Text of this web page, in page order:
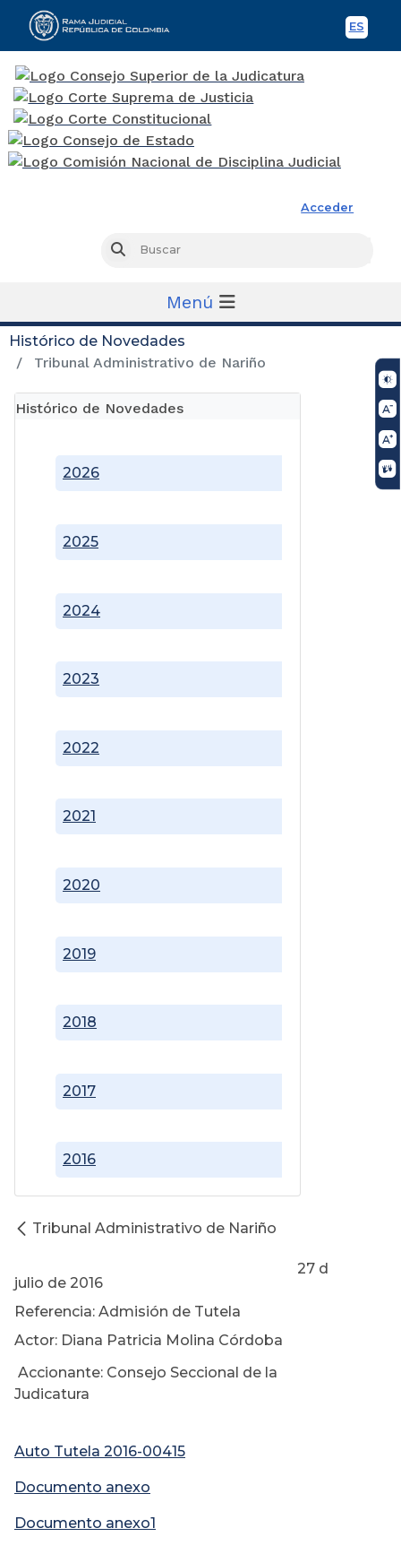
ES
Acceder
Buscar
Menú
Histórico de Novedades
Tribunal Administrativo de Nariño
Histórico de Novedades
2016
2017
2018
2019
2020
2021
2022
2023
2024
2025
2026
Tribunal Administrativo de Nariño
27 d
julio de 2016
Referencia: Admisión de Tutela
Actor: Diana Patricia Molina Córdoba
Accionante: Consejo Seccional de la
Judicatura
Auto Tutela 2016-00415
Documento anexo
Documento anexo1